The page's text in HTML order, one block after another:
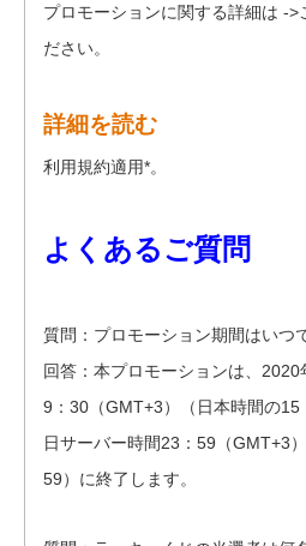
プロモーションに関する詳細は ->
ださい。
詳細を読む
利用規約適用*。
よくあるご質問
質問：プロモーション期間はいつ
回答：本プロモーションは、
9：30（GMT+3）（日本時間の
日サーバー時間23：59（GMT+3
59）に終了します。